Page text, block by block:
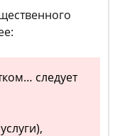
следует